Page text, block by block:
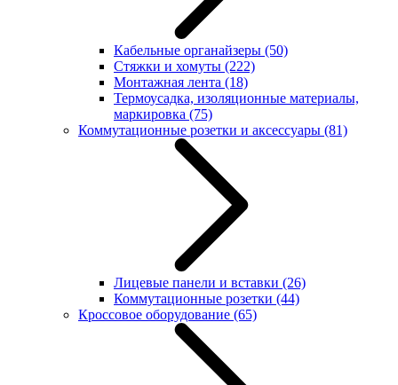
Кабельные органайзеры (50)
Стяжки и хомуты (222)
Монтажная лента (18)
Термоусадка, изоляционные материалы,
маркировка (75)
Коммутационные розетки и аксессуары (81)
Лицевые панели и вставки (26)
Коммутационные розетки (44)
Кроссовое оборудование (65)